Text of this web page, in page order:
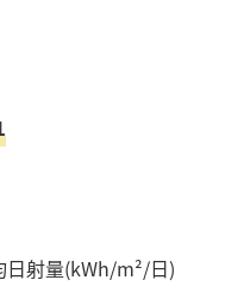
日射量(kWh/m²/日)